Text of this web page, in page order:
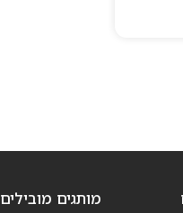
מותגים מובילים